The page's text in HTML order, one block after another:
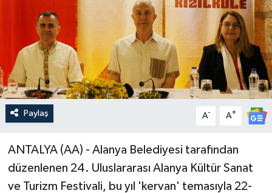
Paylaş A- A+
ANTALYA (AA) - Alanya Belediyesi tarafından
düzenlenen 24. Uluslararası Alanya Kültür Sanat
ve Turizm Festivali, bu yıl 'kervan' temasıyla 22-